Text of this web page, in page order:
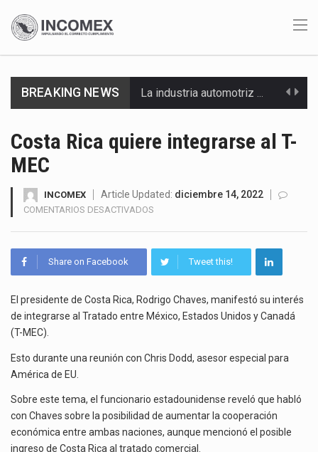
BREAKING NEWS
El Departamento de Agricultura de Estados Unidos (USDA) suspendió el 5 de agosto de 2026…
La industria manufacturera de exportación afiliada a Index en Nuevo León ha alcanzado hasta 10%…
El superávit comercial de México con Estados Unidos alcanzó 102,581 millones de dólares (mdd) en…
El Tribunal Federal de Justicia Administrativa (TFJA), a través de su Segunda Sala Regional en…
Costa Rica quiere integrarse al T-
MEC
INCOMEX Article Updated: diciembre 14, 2022
COMENTARIOS DESACTIVADOS
QUIERE
INTEGRARSE
T-
MEC
Share on Facebook Tweet this!
El presidente de Costa Rica, Rodrigo Chaves, manifestó su interés
de integrarse al Tratado entre México, Estados Unidos y Canadá
(T-MEC).
Esto durante una reunión con Chris Dodd, asesor especial para
América de EU.
Sobre este tema, el funcionario estadounidense reveló que habló
con Chaves sobre la posibilidad de aumentar la cooperación
económica entre ambas naciones, aunque mencionó el posible
ingreso de Costa Rica al tratado comercial.